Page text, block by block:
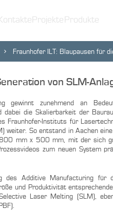
Projekte Produkte
Fraunhofer ILT: Blaupausen für
von SLM-
gewinnt zunehmend an
dabei die Skalierbarkeit der
Fraunhofer-Instituts für
weiter. So entstand in Aachen
mm x 500 mm, mit der sich
zum neuen System
des Additive Manufacturing
und Produktivität
Laser Melting (SLM),